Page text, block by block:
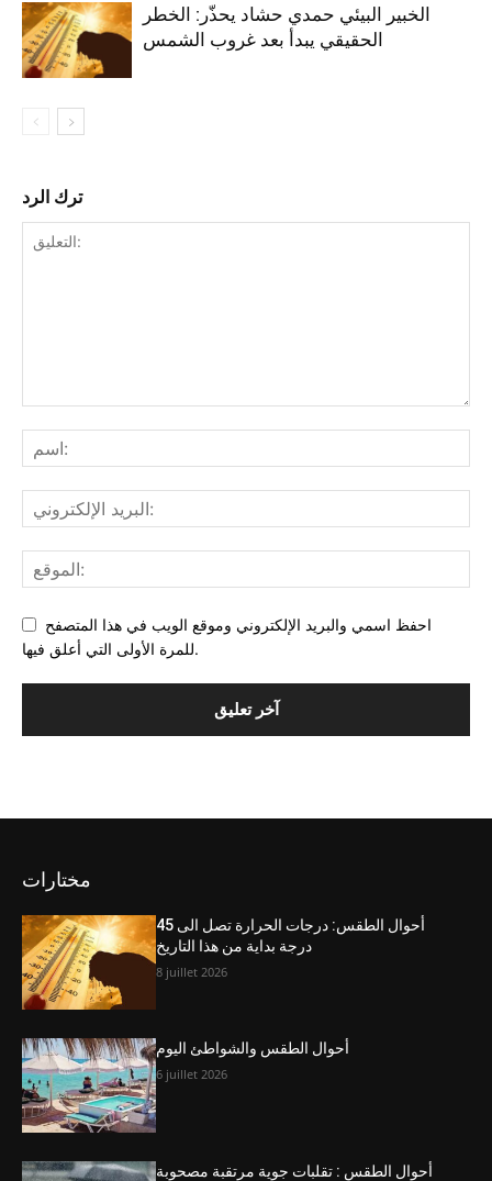
الخبير البيئي حمدي حشاد يحذّر: الخطر
الحقيقي يبدأ بعد غروب الشمس
ترك الرد
احفظ اسمي والبريد الإلكتروني وموقع الويب في هذا المتصفح
للمرة الأولى التي أعلق فيها.
مختارات
أحوال الطقس: درجات الحرارة تصل الى 45
درجة بداية من هذا التاريخ
8 juillet 2026
أحوال الطقس والشواطئ اليوم
6 juillet 2026
أحوال الطقس : تقلبات جوية مرتقبة مصحوبة